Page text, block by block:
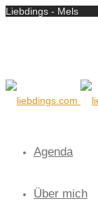
Liebdings - Mels
Agenda
Über mich